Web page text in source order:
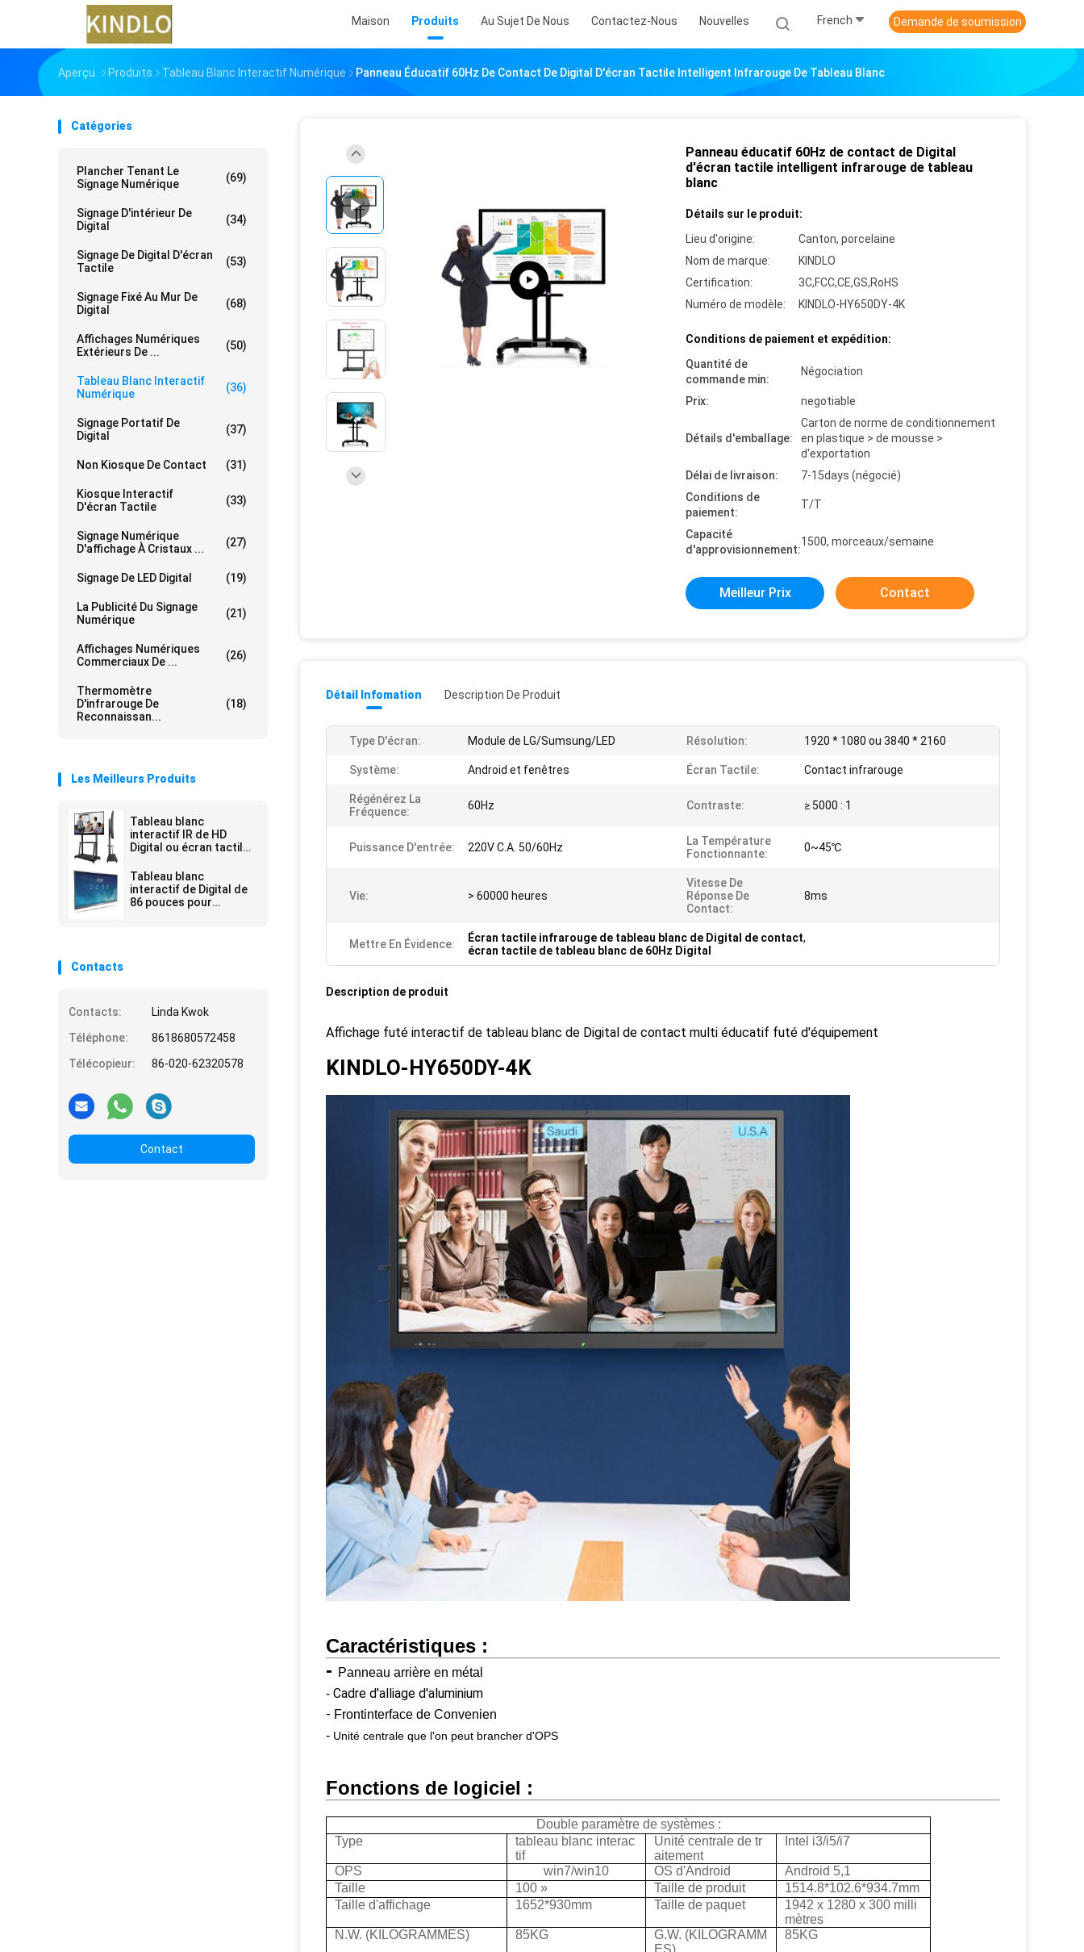
Maison Produits Au Sujet De Nous Contactez-Nous Nouvelles French Demande de soumission
Aperçu Produits Tableau Blanc Interactif Numérique Panneau Éducatif 60Hz De Contact De Digital D'écran Tactile Intelligent Infrarouge De Tableau Blanc
Catégories
Plancher Tenant Le
Signage Numérique
(69)
Signage D'intérieur De
Digital
(34)
Signage De Digital D'écran
Tactile
(53)
Signage Fixé Au Mur De
Digital
(68)
Affichages Numériques
Extérieurs De ...
(50)
Tableau Blanc Interactif
Numérique
(36)
Signage Portatif De
Digital
(37)
Non Kiosque De Contact (31)
Kiosque Interactif
D'écran Tactile
(33)
Signage Numérique
D'affichage À Cristaux ...
(27)
Signage De LED Digital (19)
La Publicité Du Signage
Numérique
(21)
Affichages Numériques
Commerciaux De ...
(26)
Thermomètre
D'infrarouge De
Reconnaissan...
(18)
Les Meilleurs Produits
Tableau blanc
interactif IR de HD
Digital ou écran tactile
Tableau blanc
interactif de Digital de
86 pouces pour
Contacts
Contacts:
Linda Kwok
Téléphone:
8618680572458
Télécopieur:
86-020-62320578
Contact
Panneau éducatif 60Hz de contact de Digital
d'écran tactile intelligent infrarouge de tableau
blanc
Détails sur le produit:
Lieu d'origine:
Canton, porcelaine
Nom de marque:
KINDLO
Certification:
3C,FCC,CE,GS,RoHS
Numéro de modèle:
KINDLO-HY650DY-4K
Conditions de paiement et expédition:
Quantité de
commande min:
Négociation
Prix: negotiable
Détails d'emballage:
Carton de norme de conditionnement
en plastique > de mousse >
d'exportation
Délai de livraison:
7-15days (négocié)
Conditions de
paiement:
T/T
Capacité
d'approvisionnement:
1500, morceaux/semaine
Meilleur Prix Contact
Détail Infomation Description De Produit
Type D'écran: Module de LG/Sumsung/LED Résolution: 1920 * 1080 ou 3840 * 2160
Système: Android et fenêtres Écran Tactile: Contact infrarouge
Régénérez La
Fréquence:
60Hz Contraste: ≥ 5000 : 1
Puissance D'entrée: 220V C.A. 50/60Hz
La Température
Fonctionnante:
0~45℃
Vie: > 60000 heures
Vitesse De
Réponse De
Contact:
8ms
Mettre En Évidence: Écran tactile infrarouge de tableau blanc de Digital de contact,
écran tactile de tableau blanc de 60Hz Digital
Description de produit
Affichage futé interactif de tableau blanc de Digital de contact multi éducatif futé d'équipement
KINDLO-HY650DY-4K
Caractéristiques :
- Panneau arrière en métal
- Cadre d'alliage d'aluminium
- Frontinterface de Convenien
- Unité centrale que l'on peut brancher d'OPS
Fonctions de logiciel :
Double paramètre de systèmes :
Type
tableau blanc interac
tif
Unité centrale de tr
aitement
Intel i3/i5/i7
OPS win7/win10 OS d'Android
Android 5,1
Taille
100 » Taille de produit
1514.8*102.6*934.7mm
Taille d'affichage
1652*930mm Taille de paquet
1942 x 1280 x 300 milli
mètres
N.W. (KILOGRAMMES)
85KG
G.W. (KILOGRAMM
ES)
85KG